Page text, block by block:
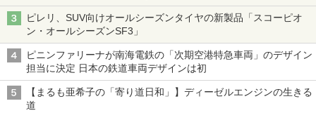
ピレリ、SUV向けオールシーズンタイヤの新製品「スコーピオ
ン・オールシーズンSF3」
ピニンファリーナが南海電鉄の「次期空港特急車両」のデザイン
担当に決定 日本の鉄道車両デザインは初
【まるも亜希子の「寄り道日和」】ディーゼルエンジンの生きる
道